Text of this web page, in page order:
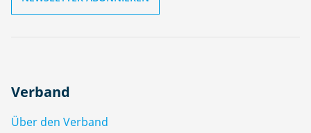
Verband
Über den Verband